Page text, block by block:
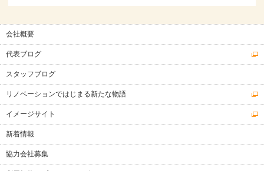
会社概要
代表ブログ
スタッフブログ
リノベーションではじまる新たな物語
イメージサイト
新着情報
協力会社募集